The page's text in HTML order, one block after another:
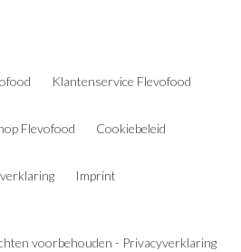
Klantenservice Flevofood
Flevofood Cookiebeleid
Imprint
voorbehouden - Privacyverklaring